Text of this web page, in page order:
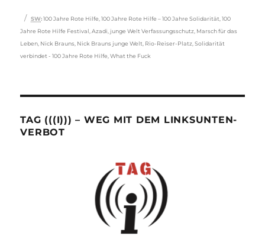
Schlagwörter
SW: 100 Jahre Rote Hilfe ,100 Jahre Rote Hilfe – 100 Jahre Solidarität ,100
Jahre Rote Hilfe Festival ,Azadi junge Welt Verfassungsschutz Marsch für das
Leben Nick Brauns Nick Brauns junge Welt Rio-Reiser-Platz ,Solidarität
verbindet - 100 Jahre Rote Hilfe ,What the Fuck
TAG (((I))) – WEG MIT DEM LINKSUNTEN-
VERBOT